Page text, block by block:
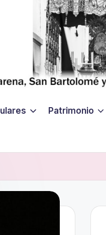
Patrimonio